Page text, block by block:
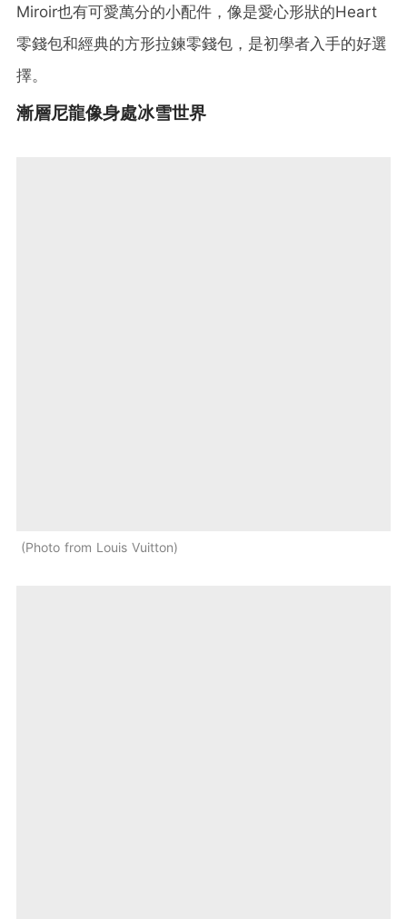
Miroir也有可愛萬分的小配件，像是愛心形狀的Heart
零錢包和經典的方形拉鍊零錢包，是初學者入手的好選
擇。
漸層尼龍像身處冰雪世界
Photo from Louis Vuitton